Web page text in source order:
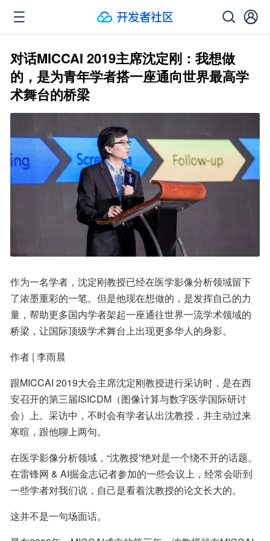
对话MICCAI 2019主席沈定刚：我想做
的，是为青年学者搭一座通向世界最高学
术舞台的桥梁
作为一名学者，沈定刚教授已经在医学影像分析领域留下
了浓墨重彩的一笔。但是他现在想做的，是发挥自己的力
量，帮助更多国内学者架起一座通往世界一流学术领域的
桥梁，让国际顶级学术舞台上出现更多华人的身影。
作者 | 李雨晨
跟MICCAI 2019大会主席沈定刚教授进行采访时，是在西
安召开的第三届ISICDM（图像计算与数字医学国际研讨
会）上。采访中，不时会有学者认出沈教授，并主动过来
寒暄，跟他聊上两句。
在医学影像分析领域，“沈教授”绝对是一个绕不开的话题。
在雷锋网 & AI掘金志记者参加的一些会议上，经常会听到
一些学者对我们说，自己是看着沈教授的论文长大的。
这并不是一句场面话。